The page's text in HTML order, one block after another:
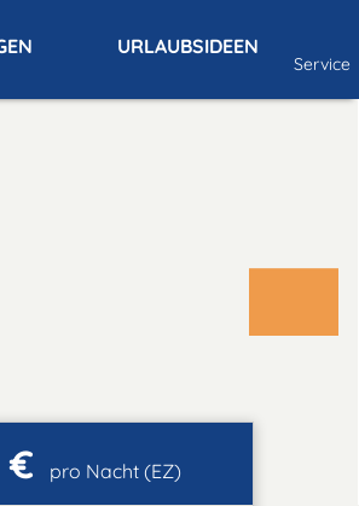
URLAUBSIDEEN
Service
€ pro Nacht (EZ)